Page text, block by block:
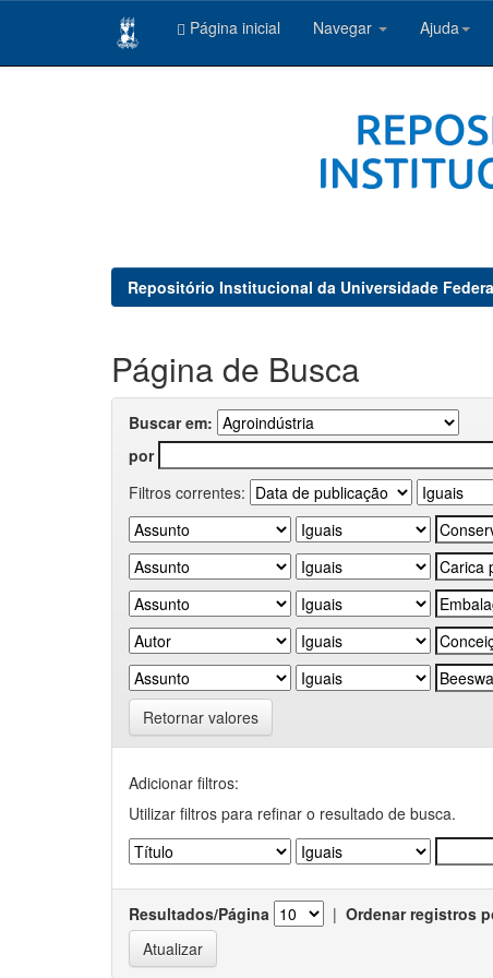
Página inicial Navegar Ajuda
Repositório Institucional da Universidade
Página de Busca
Buscar em:
por
Filtros correntes:
Retornar valores
Adicionar filtros:
Utilizar filtros para refinar o resultado de busca.
Resultados/Página | Ordenar registros